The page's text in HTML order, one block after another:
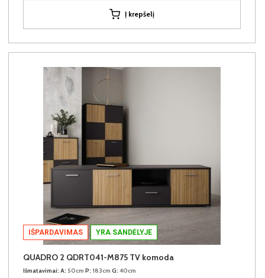
Į krepšelį
IŠPARDAVIMAS YRA SANDĖLYJE
QUADRO 2 QDRT041-M875 TV komoda
Išmatavimai: A: 50cm P: 183cm G: 40cm